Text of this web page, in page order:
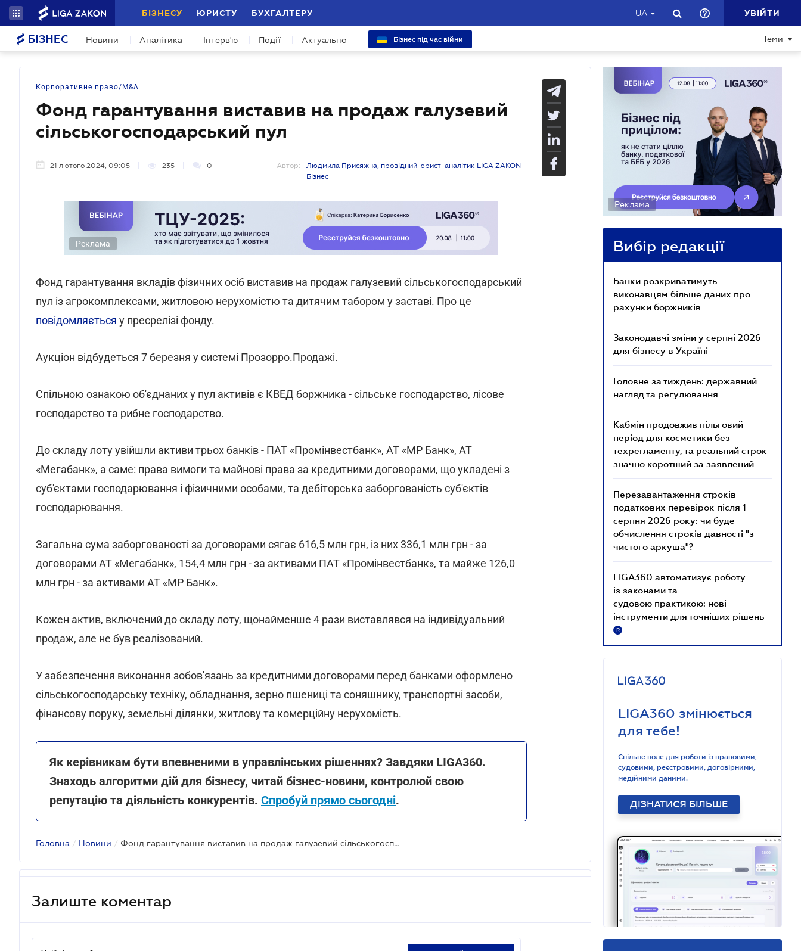
БІЗНЕСУ ЮРИСТУ БУХГАЛТЕРУ UA УВІЙТИ
БІЗНЕС Новини Аналітика Інтерв'ю Події Актуально Бізнес під час війни Теми
Корпоративне право/M&A
Фонд гарантування виставив на продаж галузевий
сільськогосподарський пул
21 лютого 2024, 09:05 235 0 Автор:
Людмила Присяжна, провідний юрист-аналітик LIGA ZAKON
Бізнес
Реклама
Фонд гарантування вкладів фізичних осіб виставив на продаж галузевий сільськогосподарський
пул із агрокомплексами, житловою нерухомістю та дитячим табором у заставі. Про це
повідомляється у пресрелізі фонду.
Аукціон відбудеться 7 березня у системі Прозорро.Продажі.
Спільною ознакою об'єднаних у пул активів є КВЕД боржника - сільське господарство, лісове
господарство та рибне господарство.
До складу лоту увійшли активи трьох банків - ПАТ «Промінвестбанк», АТ «МР Банк», АТ
«Мегабанк», а саме: права вимоги та майнові права за кредитними договорами, що укладені з
суб'єктами господарювання і фізичними особами, та дебіторська заборгованість суб'єктів
господарювання.
Загальна сума заборгованості за договорами сягає 616,5 млн грн, із них 336,1 млн грн - за
договорами АТ «Мегабанк», 154,4 млн грн - за активами ПАТ «Промінвестбанк», та майже 126,0
млн грн - за активами АТ «МР Банк».
Кожен актив, включений до складу лоту, щонайменше 4 рази виставлявся на індивідуальний
продаж, але не був реалізований.
У забезпечення виконання зобов'язань за кредитними договорами перед банками оформлено
сільськогосподарську техніку, обладнання, зерно пшениці та соняшнику, транспортні засоби,
фінансову поруку, земельні ділянки, житлову та комерційну нерухомість.
Як керівникам бути впевненими в управлінських рішеннях? Завдяки LIGA360.
Знаходь алгоритми дій для бізнесу, читай бізнес-новини, контролюй свою
репутацію та діяльність конкурентів. Спробуй прямо сьогодні.
Головна / Новини / Фонд гарантування виставив на продаж галузевий сільськогосподарський пул
Залиште коментар
Реклама
Вибір редакції
Банки розкриватимуть
виконавцям більше даних про
рахунки боржників
Законодавчі зміни у серпні 2026
для бізнесу в Україні
Головне за тиждень: державний
нагляд та регулювання
Кабмін продовжив пільговий
період для косметики без
техрегламенту, та реальний строк
значно коротший за заявлений
Перезавантаження строків
податкових перевірок після 1
серпня 2026 року: чи буде
обчислення строків давності "з
чистого аркуша"?
LIGA360 автоматизує роботу
із законами та
судовою практикою: нові
інструменти для точніших рішень
R
LIGA360 змінюється
для тебе!
Спільне поле для роботи із правовими,
судовими, реєстровими, договірними,
медійними даними.
ДІЗНАТИСЯ БІЛЬШЕ